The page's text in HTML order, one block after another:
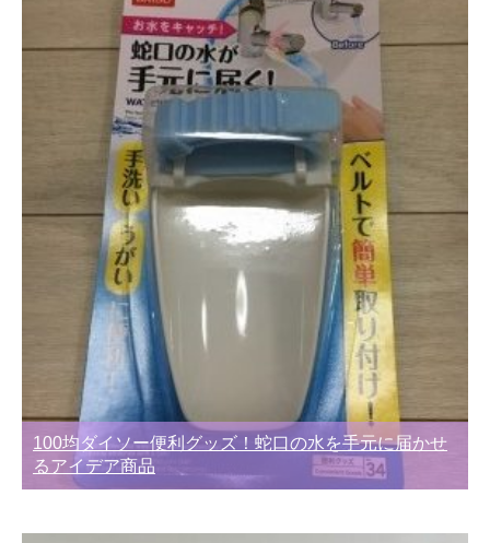
100均ダイソー便利グッズ！蛇口の水を手元に届かせ
るアイデア商品